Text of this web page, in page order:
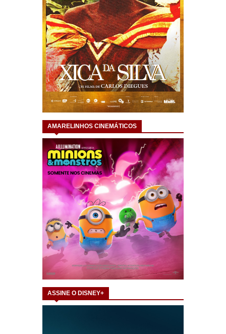
AMARELINHOS CINEMÁTICOS
ASSINE O DISNEY+